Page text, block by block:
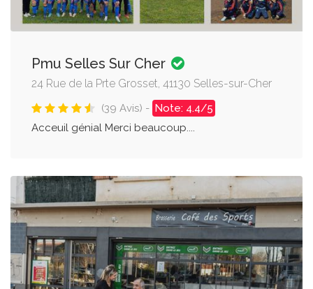
Pmu Selles Sur Cher
24 Rue de la Prte Grosset, 41130 Selles-sur-Cher
(39 Avis) - Note: 4.4/5
Acceuil génial Merci beaucoup....